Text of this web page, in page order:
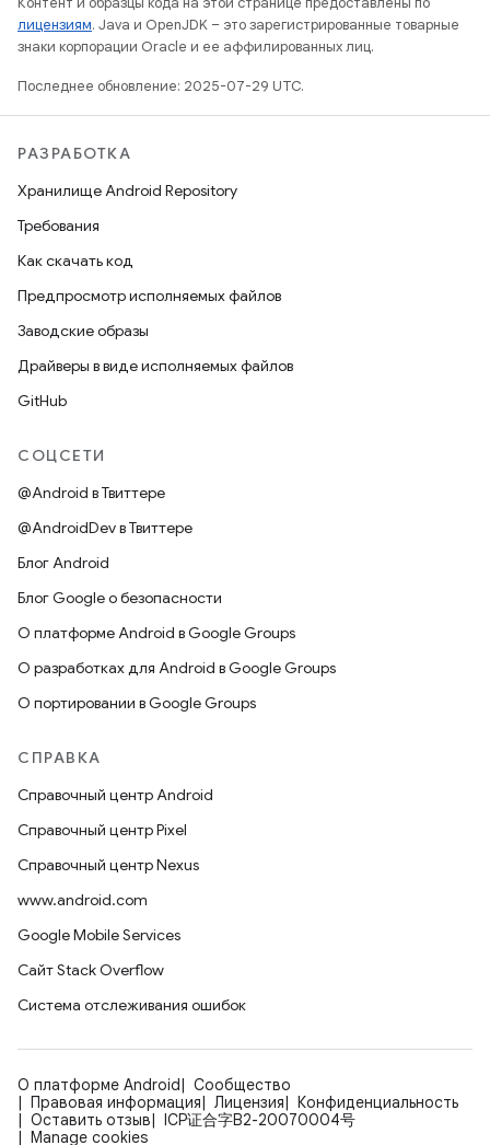
лицензиям. Java и OpenJDK – это зарегистрированные товарные
знаки корпорации Oracle и ее аффилированных лиц.
Последнее обновление: 2025-07-29 UTC.
РАЗРАБОТКА
Хранилище Android Repository
Требования
Как скачать код
Предпросмотр исполняемых файлов
Заводские образы
Драйверы в виде исполняемых файлов
GitHub
СОЦСЕТИ
@Android в Твиттере
@AndroidDev в Твиттере
Блог Android
Блог Google о безопасности
О платформе Android в Google Groups
О разработках для Android в Google Groups
О портировании в Google Groups
СПРАВКА
Справочный центр Android
Справочный центр Pixel
Справочный центр Nexus
www.android.com
Google Mobile Services
Сайт Stack Overflow
Система отслеживания ошибок
О платформе Android
Сообщество
Правовая информация
Лицензия
Конфиденциальность
Оставить отзыв
ICP证合字B2-20070004号
Manage cookies